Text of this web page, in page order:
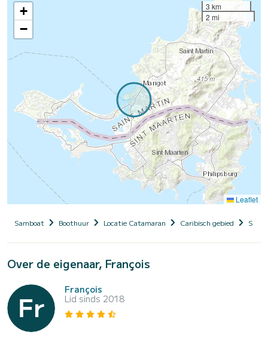
+
−
3 km
2 mi
Leaflet
Samboat Boothuur Locatie Catamaran Caribisch gebied Sint
Over de eigenaar, François
François
Lid sinds 2018